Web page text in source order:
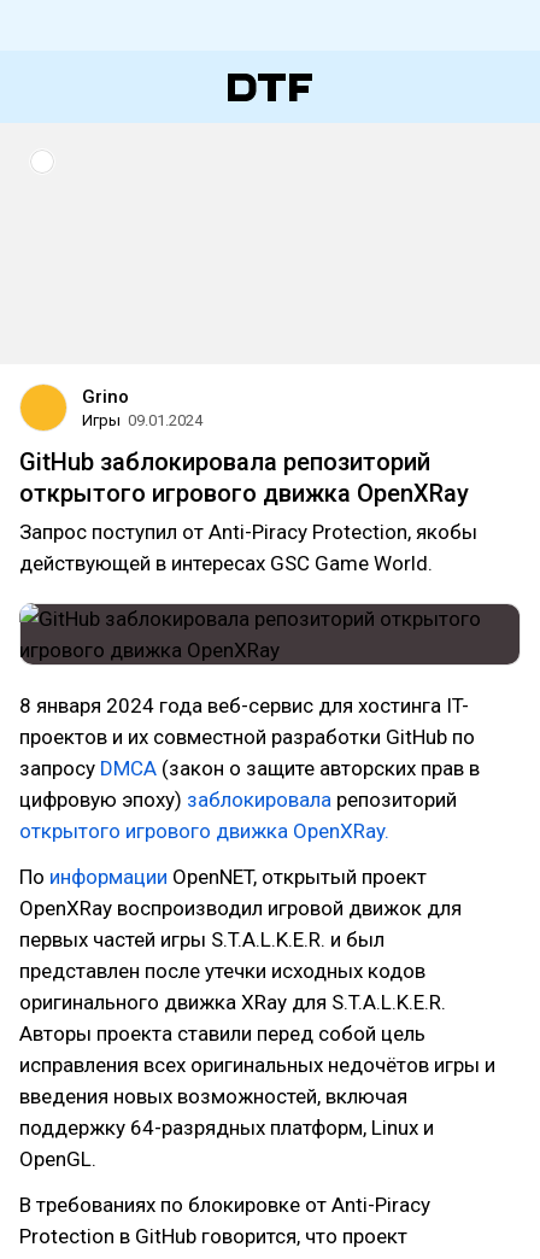
Grino
Игры 09.01.2024
GitHub заблокировала репозиторий
открытого игрового движка OpenXRay
Запрос поступил от Anti-Piracy Protection, якобы
действующей в интересах GSC Game World.
8 января 2024 года веб-сервис для хостинга IT-
проектов и их совместной разработки GitHub по
запросу DMCA (закон о защите авторских прав в
цифровую эпоху) заблокировала репозиторий
открытого игрового движка OpenXRay.
По информации OpenNET, открытый проект
OpenXRay воспроизводил игровой движок для
первых частей игры S.T.A.L.K.E.R. и был
представлен после утечки исходных кодов
оригинального движка XRay для S.T.A.L.K.E.R.
Авторы проекта ставили перед собой цель
исправления всех оригинальных недочётов игры и
введения новых возможностей, включая
поддержку 64-разрядных платформ, Linux и
OpenGL.
В требованиях по блокировке от Anti-Piracy
Protection в GitHub говорится, что проект